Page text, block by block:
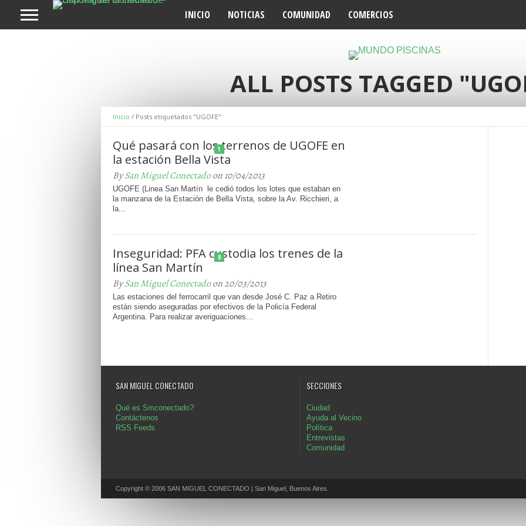
INICIO NOTICIAS COMUNIDAD COMERCIOS
ALL POSTS TAGGED
Inicio / Posts etiquetados "UGOFE"
1
Qué pasará con los terrenos de UGOFE en
la estación Bella Vista
BySan Miguel Conectadoon 10/04/2013
UGOFE (Linea San Martín le cedió todos los lotes que estaban en
la manzana de la Estación de Bella Vista, sobre la Av. Ricchieri, a
la...
8
Inseguridad: PFA custodia los trenes de la
línea San Martín
BySan Miguel Conectadoon 20/03/2013
Las estaciones del ferrocarril que van desde José C. Paz a Retiro
están siendo aseguradas por efectivos de la Policía Federal
Argentina. Para realizar averiguaciones...
SAN MIGUEL CONECTADO
Qué es Smconectado?
Contáctenos
RSS Feeds
SECCIONES
Ciudad
Ayuda al Vecino
Política
Entrevistas
Comunidad
Copyright © 2006 SAN MIGUEL CONECTADO | San Miguel, Buenos Aires.